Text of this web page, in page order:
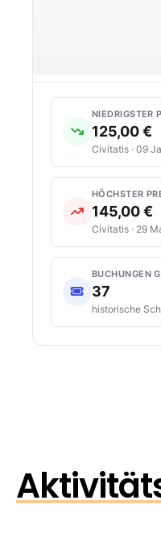
NIEDRIGSTER
125,00 €
Civitatis · 09
HÖCHSTER
145,00 €
Civitatis · 29
BUCHUNGEN
37
historische